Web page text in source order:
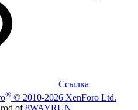
Ссылка
® © 2010-2026 XenForo Ltd.
of8WAYRUN